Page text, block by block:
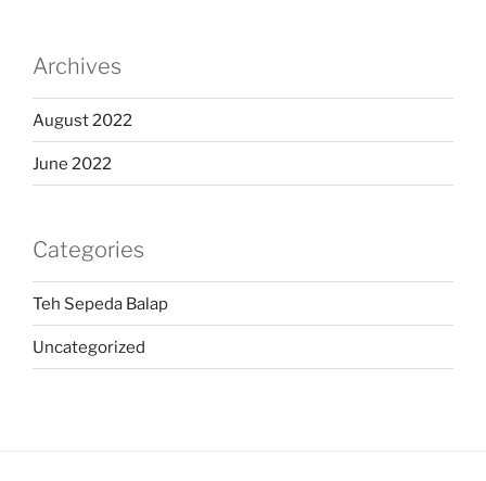
Archives
August 2022
June 2022
Categories
Teh Sepeda Balap
Uncategorized